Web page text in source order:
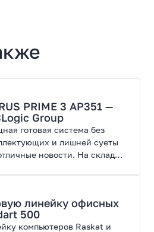
PRIME 3 AP351 —
Group
готовая система без
и лишней суеты
новости. На склад
с нейросетями.
линейку офисных
500
компьютеров Raskat и